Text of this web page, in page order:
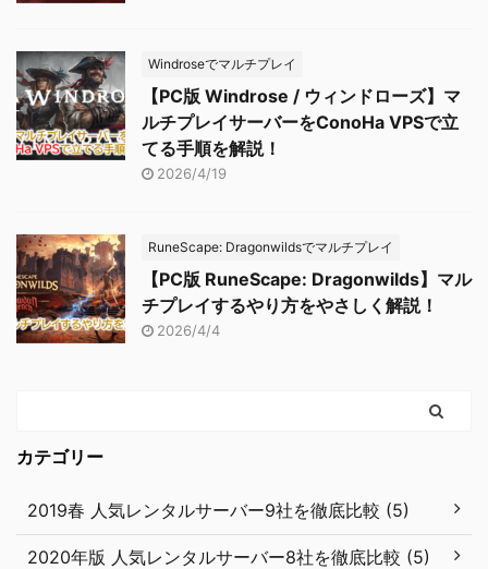
Windroseでマルチプレイ
【PC版 Windrose / ウィンドローズ】マ
ルチプレイサーバーをConoHa VPSで立
てる手順を解説！
2026/4/19
RuneScape: Dragonwildsでマルチプレイ
【PC版 RuneScape: Dragonwilds】マル
チプレイするやり方をやさしく解説！
2026/4/4
カテゴリー
2019春 人気レンタルサーバー9社を徹底比較 (5)
2020年版 人気レンタルサーバー8社を徹底比較 (5)